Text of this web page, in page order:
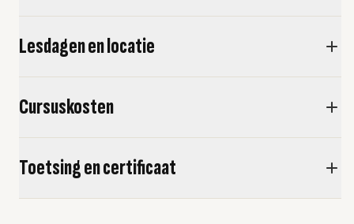
Lesdagen en locatie
Cursuskosten
Toetsing en certificaat